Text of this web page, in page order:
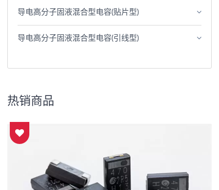
导电高分子固液混合型电容(贴片型)
导电高分子固液混合型电容(引线型)
热销商品